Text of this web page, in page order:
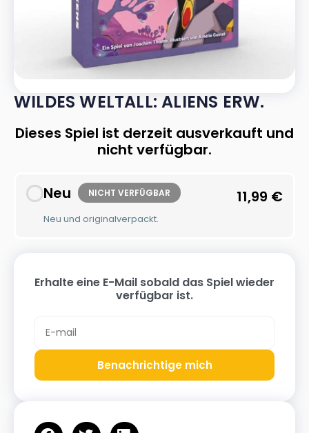
WILDES WELTALL: ALIENS ERW.
Dieses Spiel ist derzeit ausverkauft und
nicht verfügbar.
Neu NICHT VERFÜGBAR
Neu und originalverpackt.
11,99 €
Erhalte eine E-Mail sobald das Spiel wieder
verfügbar ist.
Benachrichtige mich